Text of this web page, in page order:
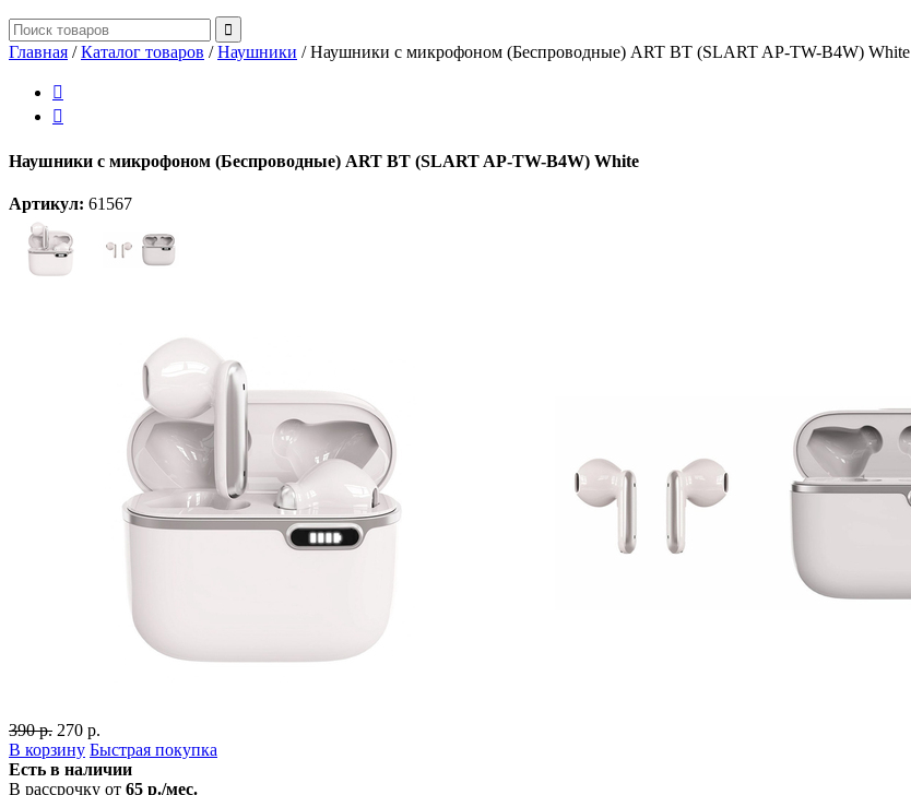
Главная /Каталог товаров /Наушники /Наушники с микрофоном (Беспроводные) ART BT (SLART AP-TW-B4W) White


Наушники с микрофоном (Беспроводные) ART BT (SLART AP-TW-B4W) White
Артикул: 61567
390 р. 270 р.
В корзину Быстрая покупка
Есть в наличии
В рассрочку от 65 р./мес.